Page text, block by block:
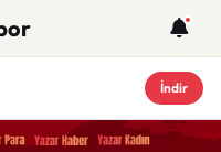
İndir